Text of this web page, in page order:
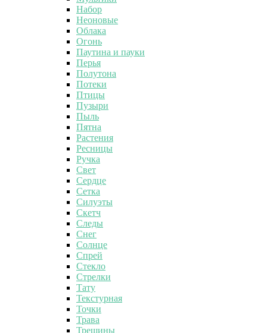
Набор
Неоновые
Облака
Огонь
Паутина и пауки
Перья
Полутона
Потеки
Птицы
Пузыри
Пыль
Пятна
Растения
Ресницы
Ручка
Свет
Сердце
Сетка
Силуэты
Скетч
Следы
Снег
Солнце
Спрей
Стекло
Стрелки
Тату
Текстурная
Точки
Трава
Трещины